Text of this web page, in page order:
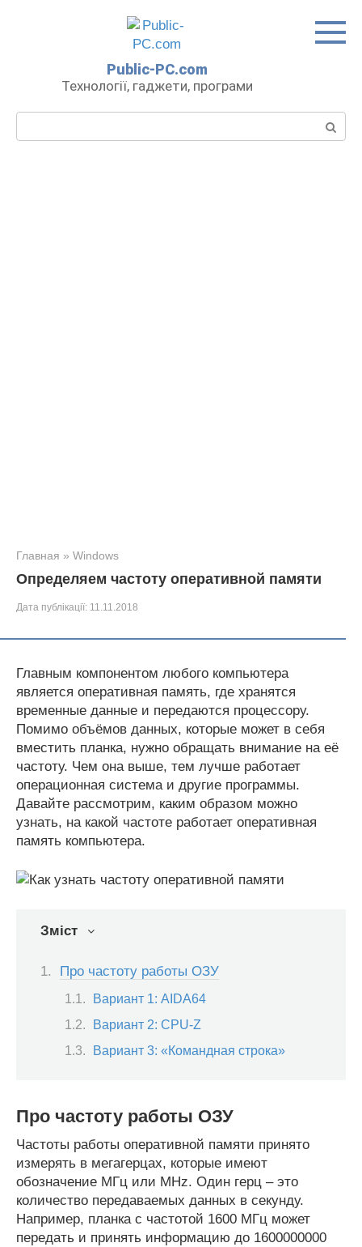
Public-PC.com
Технології, гаджети, програми
Главная » Windows
Определяем частоту оперативной памяти
Дата публікації: 11.11.2018
Главным компонентом любого компьютера
является оперативная память, где хранятся
временные данные и передаются процессору.
Помимо объёмов данных, которые может в себя
вместить планка, нужно обращать внимание на её
частоту. Чем она выше, тем лучше работает
операционная система и другие программы.
Давайте рассмотрим, каким образом можно
узнать, на какой частоте работает оперативная
память компьютера.
Зміст
Про частоту работы ОЗУ
Вариант 1: AIDA64
Вариант 2: CPU-Z
Вариант 3: «Командная строка»
Про частоту работы ОЗУ
Частоты работы оперативной памяти принято
измерять в мегагерцах, которые имеют
обозначение МГц или MHz. Один герц – это
количество передаваемых данных в секунду.
Например, планка с частотой 1600 МГц может
передать и принять информацию до 1600000000